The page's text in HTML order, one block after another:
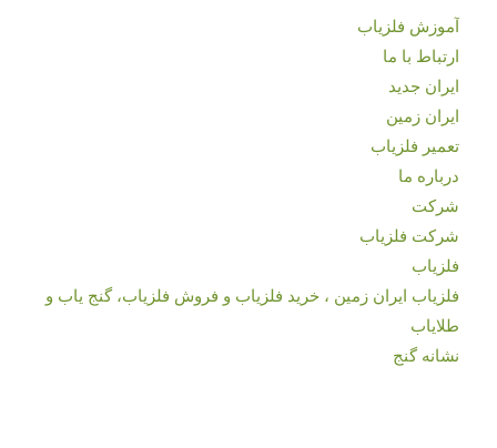
آموزش فلزیاب
ارتباط با ما
ایران جدید
ایران زمین
تعمیر فلزیاب
درباره ما
شرکت
شرکت فلزیاب
فلزیاب
فلزیاب ایران زمین ، خرید فلزیاب و فروش فلزیاب، گنج یاب و
طلایاب
نشانه گنج